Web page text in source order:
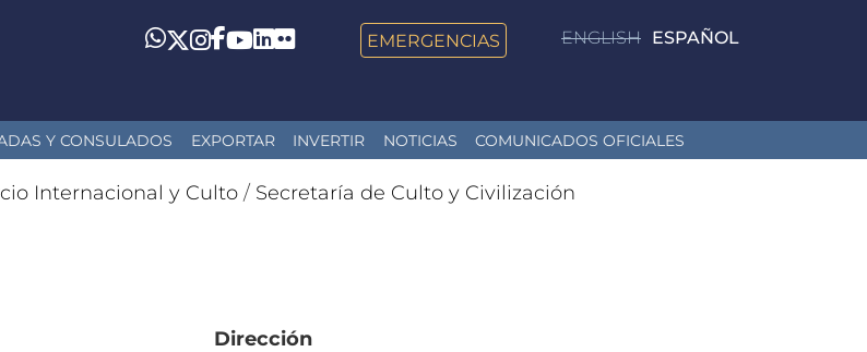
ENGLISH ESPAÑOL
Whatsapp
Twitter
Instagram
Facebook
YouTube
LinkedIn
Flickr EMERGENCIAS
Y CONSULADOS EXPORTAR INVERTIR NOTICIAS COMUNICADOS OFICIALES
Internacional y Culto / Secretaría de Culto y Civilización
Dirección